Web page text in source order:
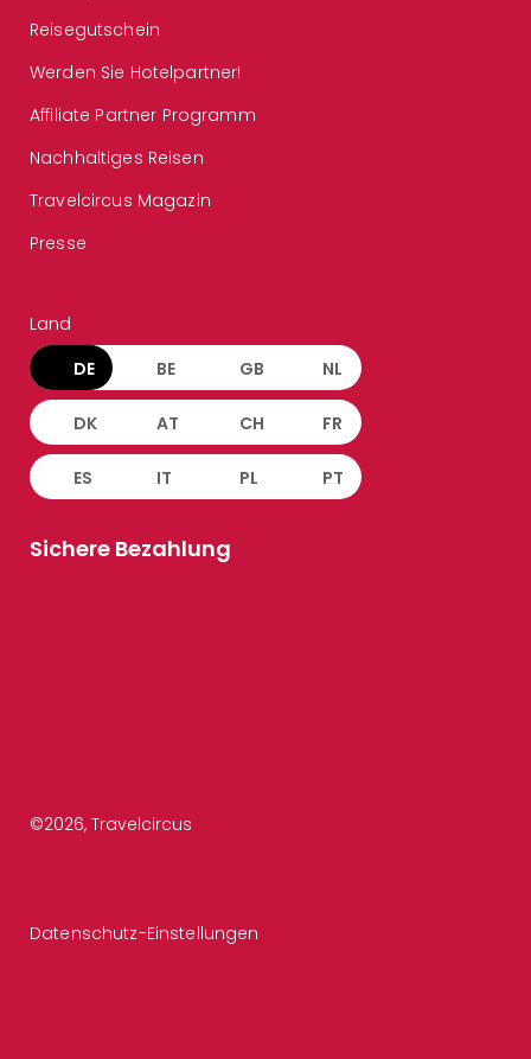
Reisegutschein
Werden Sie Hotelpartner!
Affiliate Partner Programm
Nachhaltiges Reisen
Travelcircus Magazin
Presse
Land
DE BE GB NL
DK AT CH FR
ES IT PL PT
Sichere Bezahlung
©2026, Travelcircus
Datenschutz-Einstellungen